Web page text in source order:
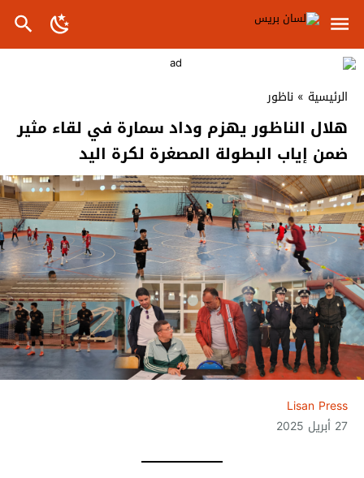
الرئيسية » ناظور
هلال الناظور يهزم وداد سمارة في لقاء مثير
ضمن إياب البطولة المصغرة لكرة اليد
Lisan Press
27 أبريل 2025